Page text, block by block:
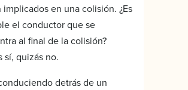
implicados en una colisión. ¿Es
el conductor que se
al final de la colisión?
sí, quizás no.
detrás de un